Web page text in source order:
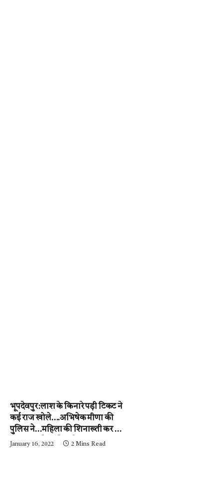
भूपदेवपुर:लाश के किनारे पड़ी टिकट ने
कई राज खोले….अभिषेक मीणा की
पुलिस ने…महिला की शिनाख्ती कर ली.
….अब आरोपी की गर्दन तक जल्द ही
January 16, 2022 2 Mins Read